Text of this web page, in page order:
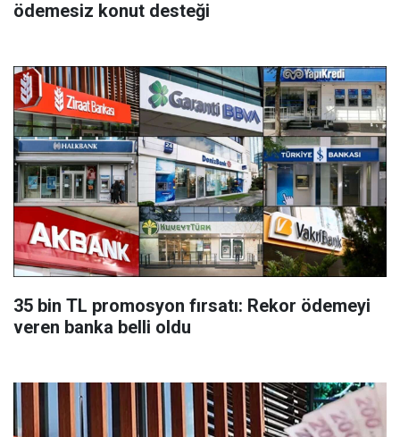
ödemesiz konut desteği
35 bin TL promosyon fırsatı: Rekor ödemeyi
veren banka belli oldu